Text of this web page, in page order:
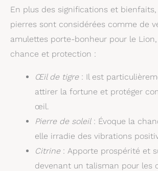
En plus des significations et
pierres sont considérées comme de
amulettes porte-bonheur pour le
chance et protection :
Œil de tigre: Il est
attirer la fortune et protéger
œil.
Pierre de soleil: Évoque la
elle irradie des vibrations
Citrine: Apporte prospérité et
devenant un talisman pour les